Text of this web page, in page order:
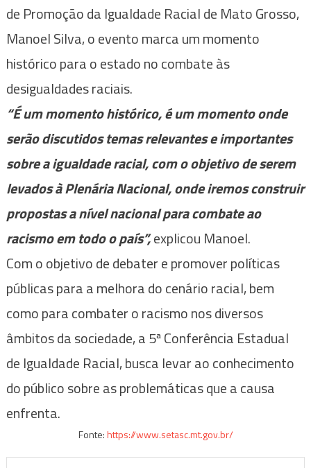
de Promoção da Igualdade Racial de Mato Grosso,
Manoel Silva, o evento marca um momento
histórico para o estado no combate às
desigualdades raciais.
“É um momento histórico, é um momento onde
serão discutidos temas relevantes e importantes
sobre a igualdade racial, com o objetivo de serem
levados à Plenária Nacional, onde iremos construir
propostas a nível nacional para combate ao
racismo em todo o país”,explicou Manoel.
Com o objetivo de debater e promover políticas
públicas para a melhora do cenário racial, bem
como para combater o racismo nos diversos
âmbitos da sociedade, a 5ª Conferência Estadual
de Igualdade Racial, busca levar ao conhecimento
do público sobre as problemáticas que a causa
enfrenta.
Fonte:https://www.setasc.mt.gov.br/